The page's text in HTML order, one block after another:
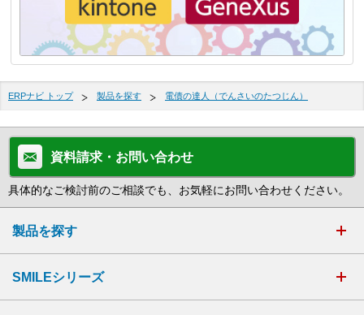
ERPナビ トップ 製品を探す 電債の達人（でんさいのたつじん）
資料請求・お問い合わせ
具体的なご検討前のご相談でも、お気軽にお問い合わせください。
製品を探す
SMILEシリーズ